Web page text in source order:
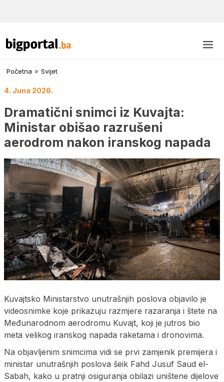
Početna » Svijet
4. Juna 2026.
Dramatični snimci iz Kuvajta:
Ministar obišao razrušeni
aerodrom nakon iranskog napada
Kuvajtsko Ministarstvo unutrašnjih poslova objavilo je
videosnimke koje prikazuju razmjere razaranja i štete na
Međunarodnom aerodromu Kuvajt, koji je jutros bio
meta velikog iranskog napada raketama i dronovima.
Na objavljenim snimcima vidi se prvi zamjenik premijera i
ministar unutrašnjih poslova šeik Fahd Jusuf Saud el-
Sabah, kako u pratnji osiguranja obilazi uništene dijelove